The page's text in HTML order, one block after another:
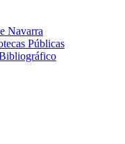
Navarra
Públicas